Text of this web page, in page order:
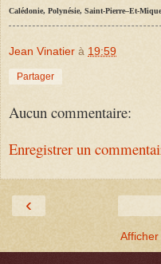
Calédonie, Polynésie, Saint-Pierre–Et-
Jean Vinatier à 19:59
Partager
Aucun commentaire:
Enregistrer un
‹